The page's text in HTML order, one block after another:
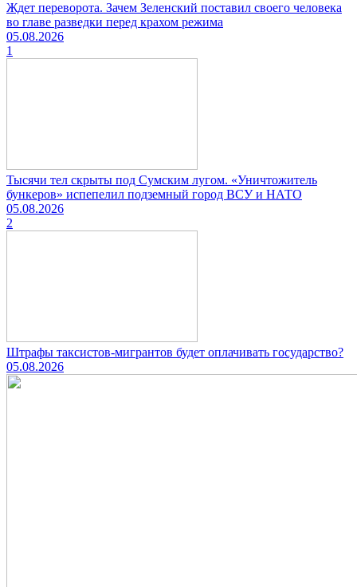
Ждет переворота. Зачем Зеленский поставил своего человека
во главе разведки перед крахом режима
05.08.2026
1
Тысячи тел скрыты под Сумским лугом. «Уничтожитель
бункеров» испепелил подземный город ВСУ и НАТО
05.08.2026
2
Штрафы таксистов-мигрантов будет оплачивать государство?
05.08.2026